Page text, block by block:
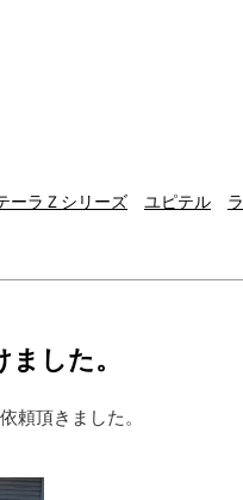
ーラＺシリーズ ユピテル
ラ
した。
頼頂きました。